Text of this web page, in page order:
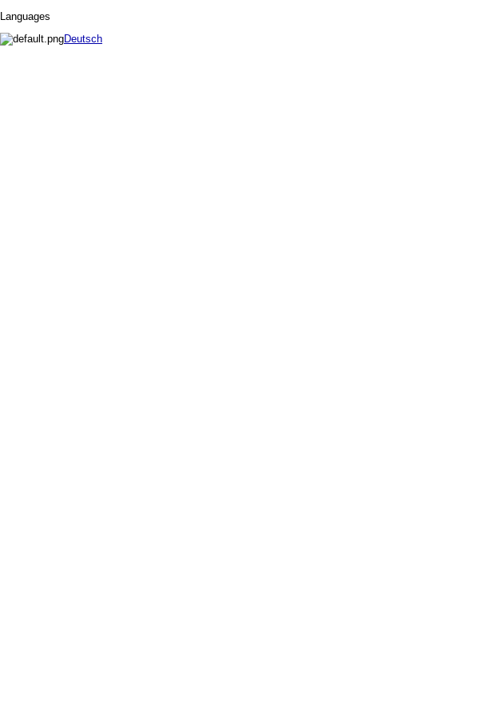
Languages
Deutsch